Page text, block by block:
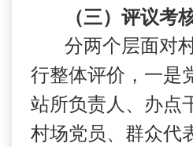
（三）评议考
分两个层面对
行整体评价，一是
站所负责人、办点
村场党员、群众代